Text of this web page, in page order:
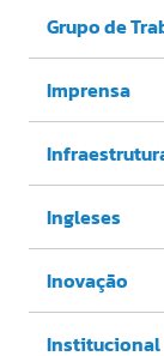
Grupo de
Imprensa
Ingleses
Inovação
Institucional